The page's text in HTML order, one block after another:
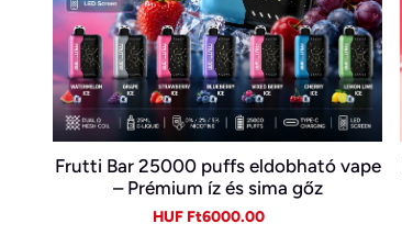
Frutti Bar 25000 puffs eldobható vape
– Prémium íz és sima gőz
Sale
HUF Ft6000.00